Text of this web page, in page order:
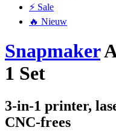
⚡ Sale
🔥 Nieuw
Snapmaker
1 Set
3-in-1 printer,
CNC-frees